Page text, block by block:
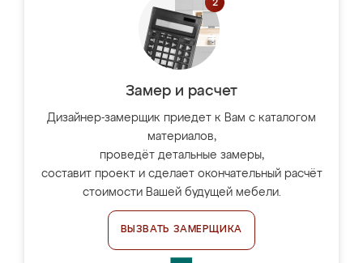
Замер и расчет
Дизайнер-замерщик приедет к Вам с каталогом
материалов,
проведёт детальные замеры,
составит проект и сделает окончательный расчёт
стоимости Вашей будущей мебели.
ВЫЗВАТЬ ЗАМЕРЩИКА